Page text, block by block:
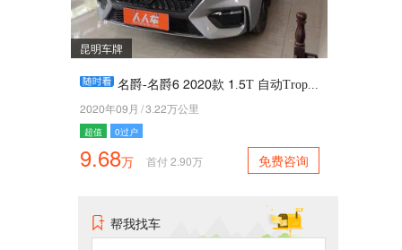
昆明车牌
2020年09月 /3.22万公里
超值
0过户
9.68万 首付2.90万 免费咨询
帮我找车